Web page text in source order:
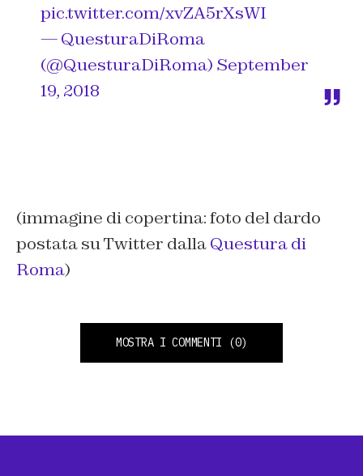
pic.twitter.com/xvZA5rXsWI
— QuesturaDiRoma
(@QuesturaDiRoma) September
19, 2018
(immagine di copertina: foto del dardo
postata su Twitter dallaQuestura di
Roma)
MOSTRA I COMMENTI (0)